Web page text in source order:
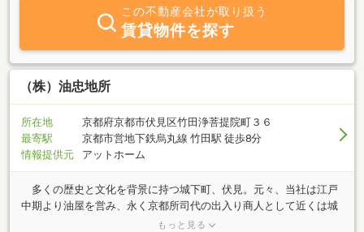
この不動産会社が取り扱う
賃貸物件を探す
（株）油忠地所
所在地
京都府京都市伏見区竹田浄菩提院町３６
最寄駅
京都市営地下鉄烏丸線 竹田駅 徒歩8分
情報提供元
アットホーム
多くの歴史と文化を背景に持つ城下町、伏見。元々、当社は江戸
中期より油屋を営み、永く京都所司代の出入り商人として近くは城
南宮のごひいきに預かっていました。その後、時代に対応した事業
もっと見る